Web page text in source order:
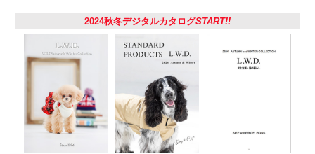
2024秋冬デジタルカタログSTART!!